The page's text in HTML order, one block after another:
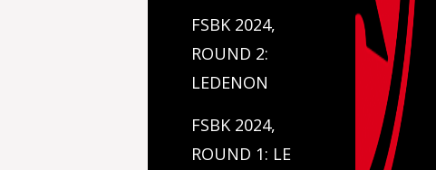
FSBK 2024,
ROUND 2:
LEDENON
FSBK 2024,
ROUND 1: LE